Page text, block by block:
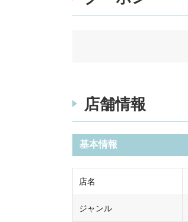
店舗情報
基本情報
店名
ジャンル